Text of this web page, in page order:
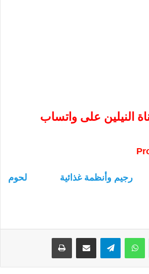
النيلين على واتساب
رجيم وأنظمة غذائية
لحوم
لينكدإن واتساب